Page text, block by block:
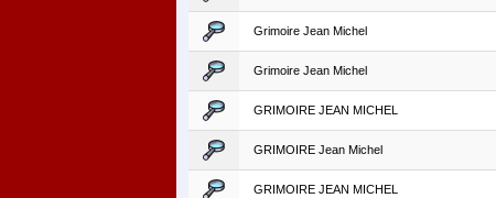
Grimoire Jean Michel
Grimoire Jean Michel
GRIMOIRE JEAN MICHEL
GRIMOIRE Jean Michel
GRIMOIRE JEAN MICHEL